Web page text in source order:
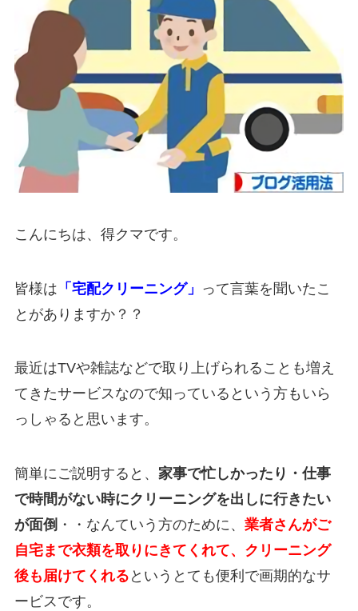
こんにちは、得クマです。
皆様は 「宅配クリーニング」 って言葉を聞いたこ
とがありますか？？
最近はTVや雑誌などで取り上げられることも増え
てきたサービスなので知っているという方もいら
っしゃると思います。
簡単にご説明すると、 家事で忙しかったり・仕事
で時間がない時にクリーニングを出しに行きたい
が面倒 ・・なんていう方のために、 業者さんがご
自宅まで衣類を取りにきてくれて、クリーニング
後も届けてくれる というとても便利で画期的なサ
ービスです。